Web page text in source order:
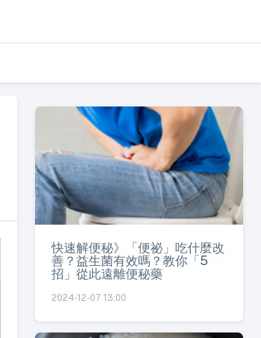
快速解便秘》「便祕」吃什麼改
善？益生菌有效嗎？教你「5
招」從此遠離便秘藥
2024-12-07 13:00